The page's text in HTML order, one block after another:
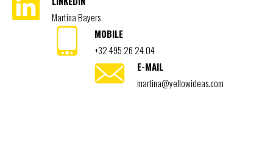
Martina Bayers
MOBILE
+32 495 26 24 04
E-MAIL
martina@yellowideas.com